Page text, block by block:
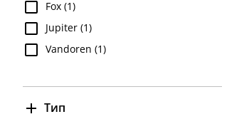
Fox (1)
Jupiter (1)
Vandoren (1)
Тип